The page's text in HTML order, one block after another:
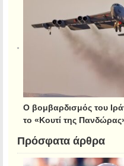
Ο βομβαρδισμός του
το «Κουτί της
Πρόσφατα άρθρα